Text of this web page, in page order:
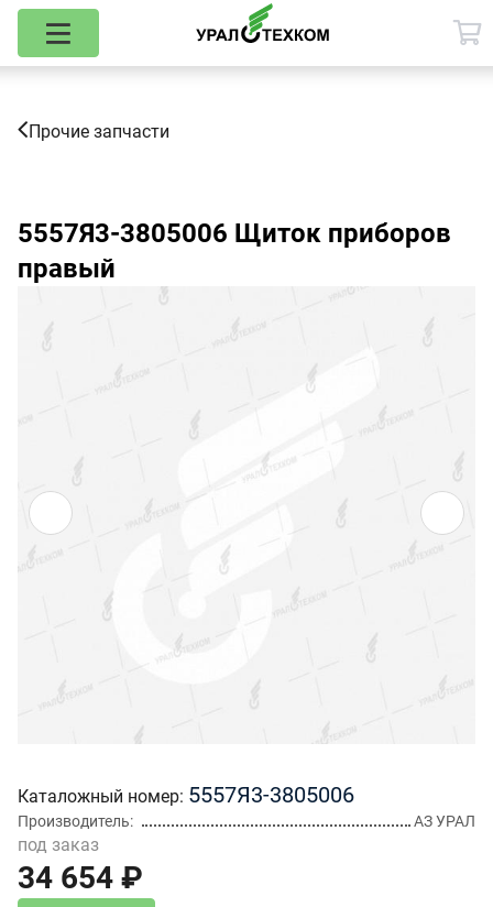
Прочие запчасти
5557Я3-3805006 Щиток приборов
правый
Каталожный номер 5557Я3-3805006
Производитель АЗ УРАЛ
под заказ
34 654 ₽